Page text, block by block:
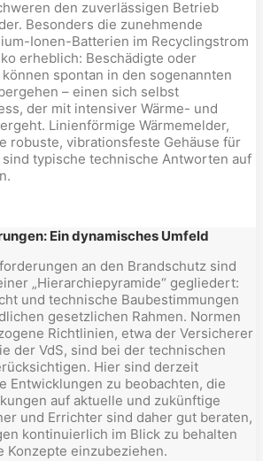
den zuverlässigen Betrieb
Besonders die zunehmende
Ionen-Batterien im Recyclingstrom
erheblich: Beschädigte oder
spontan in den sogenannten
– einen sich selbst
der mit intensiver Wärme- und
Linienförmige Wärmemelder,
robuste, vibrationsfeste Gehäuse für
typische technische Antworten auf
Ein dynamisches Umfeld
an den Brandschutz sind
„Hierarchiepyramide“ gegliedert:
und technische Baubestimmungen
gesetzlichen Rahmen. Normen
Richtlinien, etwa der Versicherer
der VdS, sind bei der technischen
Hier sind derzeit
Entwicklungen zu beobachten, die
auf aktuelle und zukünftige
und Errichter sind daher gut beraten,
kontinuierlich im Blick zu behalten
Konzepte einzubeziehen.